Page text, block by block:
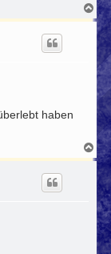
N
a
c
h
b
e
n
haben
N
a
c
h
o
b
e
n